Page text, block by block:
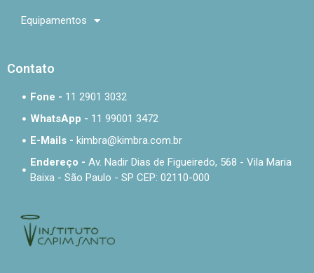
Equipamentos
Contato
Fone - 11 2901 3032
WhatsApp - 11 99001 3472
E-Mails - kimbra@kimbra.com.br
Endereço -Av. Nadir Dias de Figueiredo, 568 - Vila Maria
Baixa - São Paulo - SP CEP: 02110-000